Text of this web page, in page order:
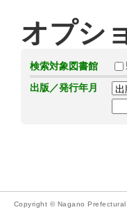
オプシ
検索対象図書館
出版／発行年月
Copyright © Nagano Prefectural